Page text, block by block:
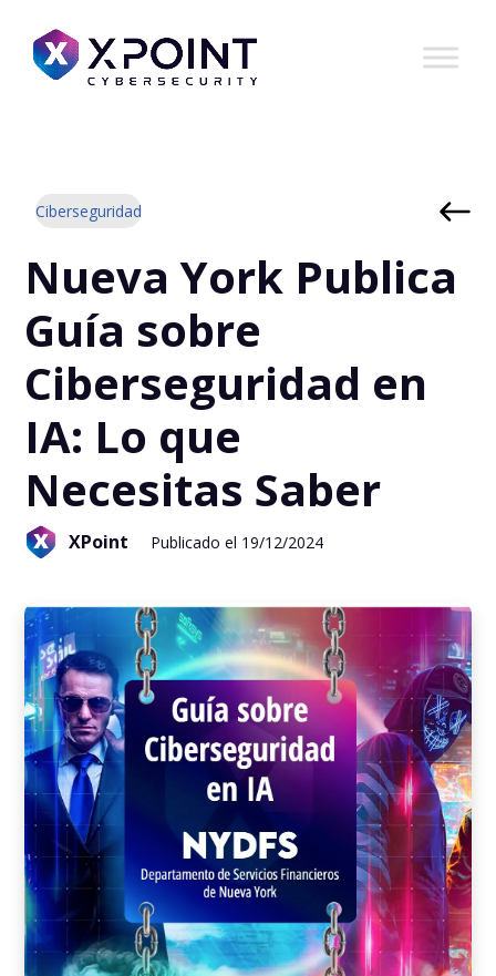
Ciberseguridad
Nueva York Publica
Guía sobre
Ciberseguridad en
IA: Lo que
Necesitas Saber
XPoint Publicado el 19/12/2024